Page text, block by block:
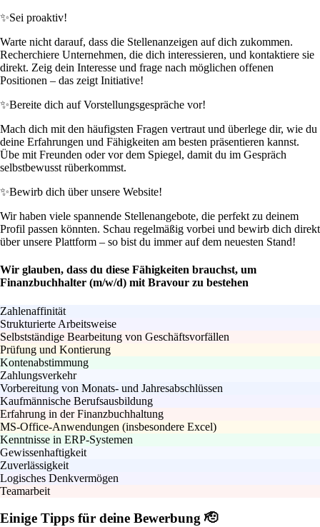
✨Sei proaktiv!
Warte nicht darauf, dass die Stellenanzeigen auf dich zukommen.
Recherchiere Unternehmen, die dich interessieren, und kontaktiere sie
direkt. Zeig dein Interesse und frage nach möglichen offenen
Positionen – das zeigt Initiative!
✨Bereite dich auf Vorstellungsgespräche vor!
Mach dich mit den häufigsten Fragen vertraut und überlege dir, wie du
deine Erfahrungen und Fähigkeiten am besten präsentieren kannst.
Übe mit Freunden oder vor dem Spiegel, damit du im Gespräch
selbstbewusst rüberkommst.
✨Bewirb dich über unsere Website!
Wir haben viele spannende Stellenangebote, die perfekt zu deinem
Profil passen könnten. Schau regelmäßig vorbei und bewirb dich direkt
über unsere Plattform – so bist du immer auf dem neuesten Stand!
Wir glauben, dass du diese Fähigkeiten brauchst, um
Finanzbuchhalter (m/w/d) mit Bravour zu bestehen
Zahlenaffinität
Strukturierte Arbeitsweise
Selbstständige Bearbeitung von Geschäftsvorfällen
Prüfung und Kontierung
Kontenabstimmung
Zahlungsverkehr
Vorbereitung von Monats- und Jahresabschlüssen
Kaufmännische Berufsausbildung
Erfahrung in der Finanzbuchhaltung
MS-Office-Anwendungen (insbesondere Excel)
Kenntnisse in ERP-Systemen
Gewissenhaftigkeit
Zuverlässigkeit
Logisches Denkvermögen
Teamarbeit
Einige Tipps für deine Bewerbung 🫡